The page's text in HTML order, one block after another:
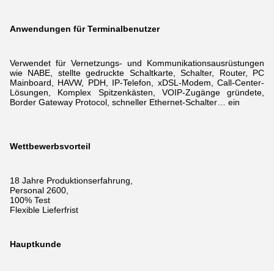
Anwendungen für Terminalbenutzer
Verwendet für Vernetzungs- und Kommunikationsausrüstungen
wie NABE,
stelltegedruckte Schaltkarte, Schalter, Router, PC
Mainboard, HAVW, PDH, IP-Telefon, xDSL-Modem,
Call-Center-
Lösungen, Komplex Spitzenkästen, VOIP-Zugänge gründete,
Border Gateway Protocol, schneller Ethernet-Schalter… ein
Wettbewerbsvorteil
18 Jahre Produktionserfahrung,
Personal 2600,
100% Test
Flexible Lieferfrist
Hauptkunde